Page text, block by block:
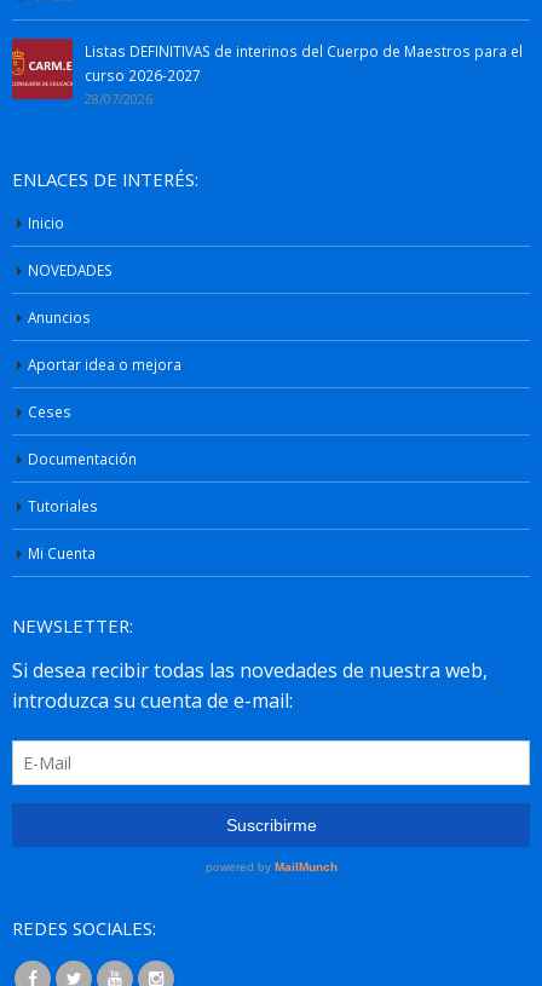
Listas DEFINITIVAS de interinos del Cuerpo de Maestros para el
curso 2026-2027
28/07/2026
ENLACES DE INTERÉS:
Inicio
NOVEDADES
Anuncios
Aportar idea o mejora
Ceses
Documentación
Tutoriales
Mi Cuenta
NEWSLETTER:
REDES SOCIALES: